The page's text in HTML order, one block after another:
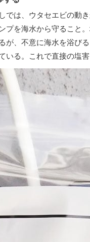
では、ウタセエビの動
プを海水から守ること
が、不意に海水を浴び
いる。これで直接の塩